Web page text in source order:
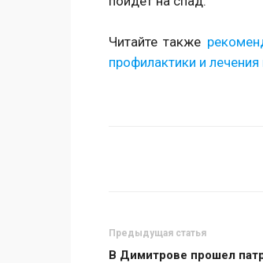
Читайте также
профилактики и
Предыдущая статья
В Димитрове прошел